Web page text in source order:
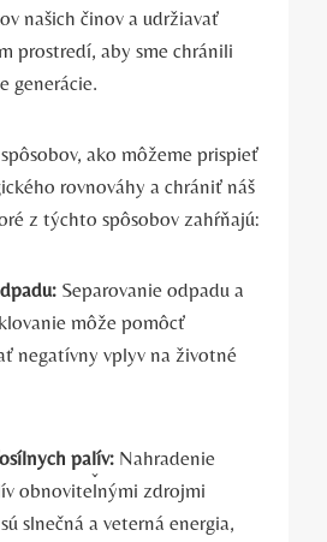
našich činov a udržiavať
prostredí, aby sme chránili
generácie.
ako môžeme prispieť
rovnováhy a chrániť náš
z týchto spôsobov zahŕňajú:
Separovanie odpadu a
môže pomôcť
negatívny vplyv na životné
palív: Nahradenie
obnoviteľnými zdrojmi
slnečná a veterná energia,